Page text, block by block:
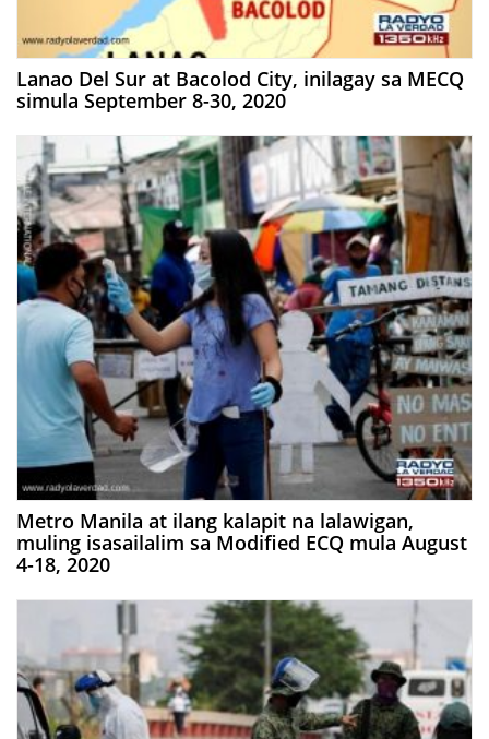
Lanao Del Sur at Bacolod City, inilagay sa MECQ
simula September 8-30, 2020
Metro Manila at ilang kalapit na lalawigan,
muling isasailalim sa Modified ECQ mula August
4-18, 2020